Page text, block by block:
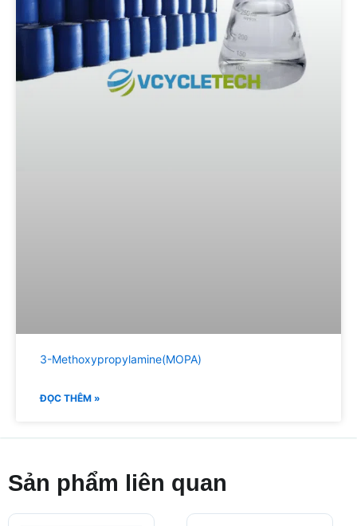
3-Methoxypropylamine(MOPA)
ĐỌC THÊM »
Sản phẩm liên quan